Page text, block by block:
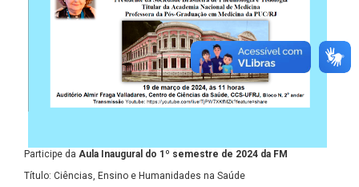
Participe da Aula Inaugural do 1º semestre de 2024 da FM
Título: Ciências, Ensino e Humanidades na Saúde